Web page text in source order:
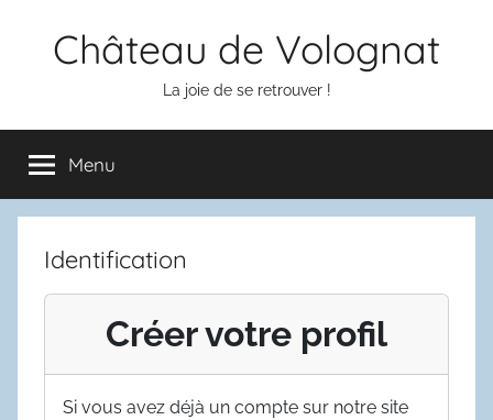
Château de Volognat
La joie de se retrouver !
Menu
Identification
Créer votre profil
Si vous avez déjà un compte sur notre site